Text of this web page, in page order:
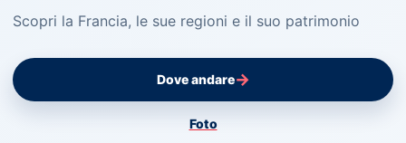
Scopri la Francia, le sue regioni e il suo patrimonio
Dove andare→
Foto